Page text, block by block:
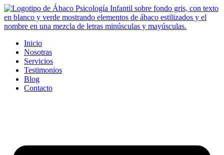
Ir
al
contenido
Inicio
Nosotras
Servicios
Testimonios
Blog
Contacto